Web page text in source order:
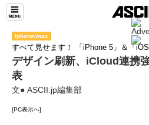
iphone/mac
すべて見せます！ 「iPhone 5」＆「
デザイン刷新、iCloud連携
表
文● ASCII.jp編集部
[PC表示へ]